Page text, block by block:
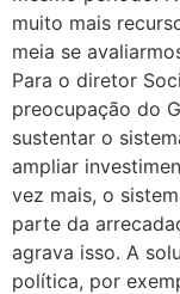
muito mais
meia se
Para o diretor
preocupação do
sustentar o
ampliar
vez mais, o
parte da
agrava isso. A
política, por